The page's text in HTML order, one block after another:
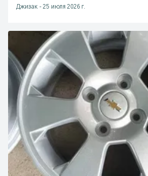
Джизак - 25 июля 2026 г.